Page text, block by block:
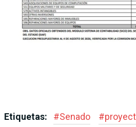
Etiquetas: #Senado #